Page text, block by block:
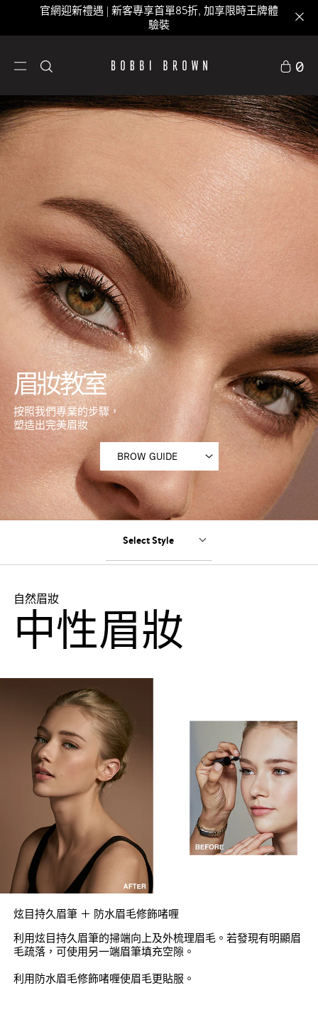
官網迎新禮遇 | 新客專享首單85折, 加享限時王牌體
驗裝
0
眉妝教室
按照我們專業的步驟，
塑造出完美眉妝
自然眉妝
中性眉妝
炫目持久眉筆 ＋ 防水眉毛修飾啫喱
利用炫目持久眉筆的掃端向上及外梳理眉毛。若發現有明顯眉
毛疏落，可使用另一端眉筆填充空隙。
利用防水眉毛修飾啫喱使眉毛更貼服。